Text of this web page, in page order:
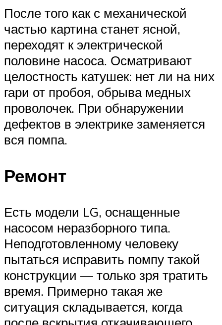
После того как с механической
частью картина станет ясной,
переходят к электрической
половине насоса. Осматривают
целостность катушек: нет ли на них
гари от пробоя, обрыва медных
проволочек. При обнаружении
дефектов в электрике заменяется
вся помпа.
Ремонт
Есть модели LG, оснащенные
насосом неразборного типа.
Неподготовленному человеку
пытаться исправить помпу такой
конструкции — только зря тратить
время. Примерно такая же
ситуация складывается, когда